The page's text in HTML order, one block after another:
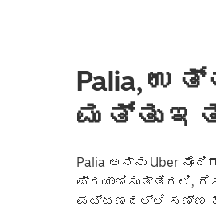
Palia,
ಮತ್ತು
Palia ಅನ್ನು Uber
ಪ್ರಯಾಣಿಸುತ್ತಿರಲಿ,
ಪಟ್ಟಣದಲ್ಲಿ ಸಣ್ಣ